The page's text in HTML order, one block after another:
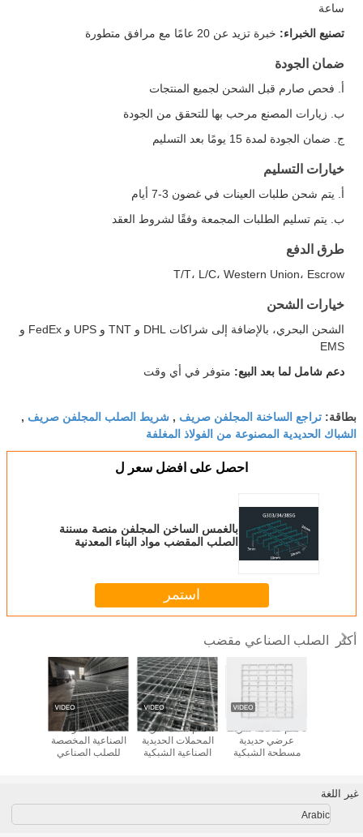
ساعة
تصنيع الخبراء: خبرة تزيد عن 20 عامًا مع مرافق متطورة
ضمان الجودة
أ. فحص صارم قبل الشحن لجميع المنتجات
ب. زيارات المصنع مرحب بها للتحقق من الجودة
ج. ضمان الجودة لمدة 15 يومًا بعد التسليم
خيارات التسليم
أ. يتم شحن طلبات العينات في غضون 3-7 أيام
ب. يتم تسليم الطلبات المجمعة وفقًا لشروط العقد
طرق الدفع
T/T، L/C، Western Union، Escrow
خيارات الشحن
الشحن البحري، بالإضافة إلى شراكات DHL و TNT و UPS و FedEx و
EMS
دعم شامل لما بعد البيع: متوفر في أي وقت
بطاقة: تراجع الساخنة المجلفن صريف , شريط الصلب المجلفن صريف ,
الشباك الحديدية المصنوعة من الفولاذ المغلفة
احصل على افضل سعر ل
بالغمس الساخن المجلفن منصة مسننة
الصلب المقضب مواد البناء المعدنية
استمر
أكثر الصلب الصناعي مقضب
صناعة الفولاذ
الصناعية المخصصة
للصلب الصناعي
الصلب الصلب
4 ملم سمك شريط
المحملات الحديدية
الصناعية الشبكية
عرضي حديدية
مسطحة الشبكية
غير اللغة
Arabic